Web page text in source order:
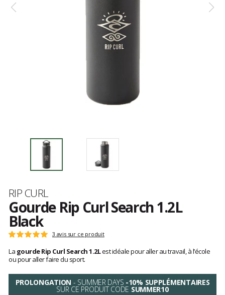
Marque
RIP CURL
Gourde Rip Curl Search 1.2L
Black
Les
clients
Note
:
5
sur
5
3 avis sur ce produit
La gourde Rip Curl Search 1.2Lest idéale pour aller au travail, à l’école
ou pour aller faire du sport.
PROLONGATION - SUMMER DAYS -10% SUPPLÉMENTAIRES
SUR CE PRODUIT CODE SUMMER10